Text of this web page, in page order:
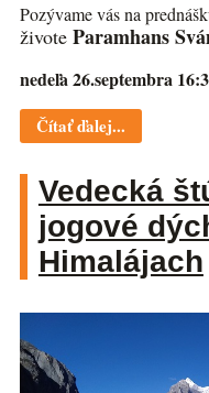
Pozývame vás na
živote Paramhans
nedeľa 26.septembra
Čítať ďalej...
Vedecká
jogové
Himalájach